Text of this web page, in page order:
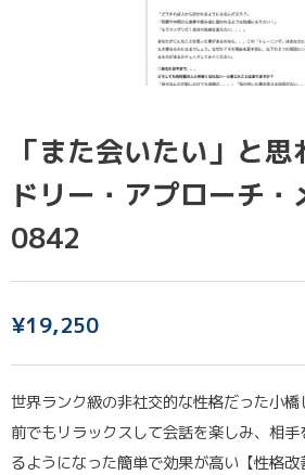
「また会いたい」と
ドリー・アプローチ
0842
¥19,250
世界ランク級の非社交的な性格だった小
前でもリラックスして会話を楽しみ、相
るようになった簡単で効果が高い【性格